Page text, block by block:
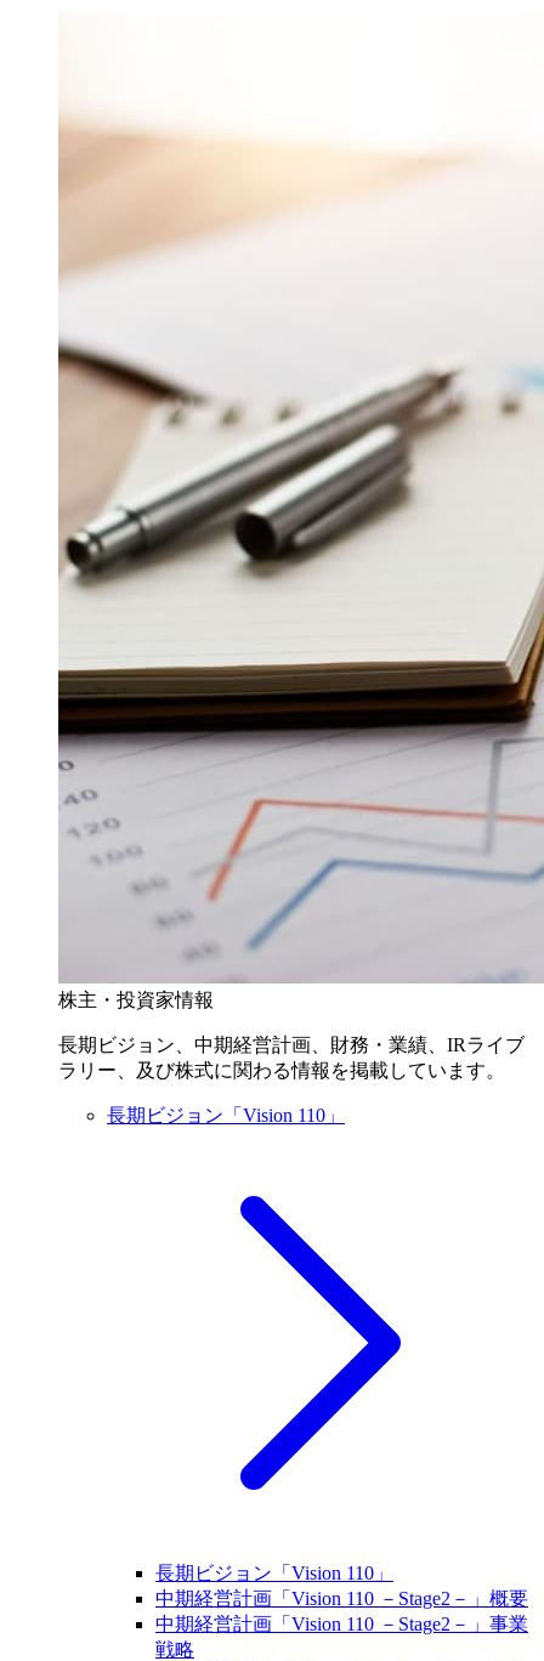
株主・投資家情報
長期ビジョン、中期経営計画、財務・業績、IRライブ
ラリー、及び株式に関わる情報を掲載しています。
長期ビジョン「Vision 110」
長期ビジョン「Vision 110」
中期経営計画「Vision 110 －Stage2－」概要
中期経営計画「Vision 110 －Stage2－」事業
戦略